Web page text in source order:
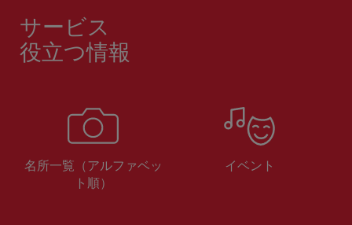
サービス
役立つ情報
名所一覧（アルファベッ
ト順）
イベント